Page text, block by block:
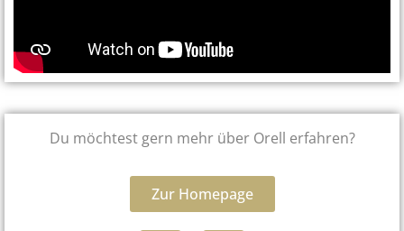
Du möchtest gern mehr über Orell erfahren?
Zur Homepage